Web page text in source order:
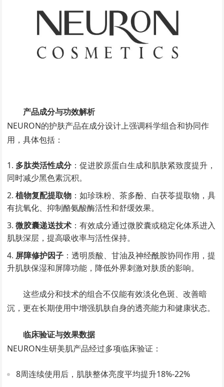
产品成分与功效解析
NEURON的护肤产品在成分设计上强调科学组合和协同作
用，具体包括：
多肽类活性成分：促进胶原蛋白生成和肌肤紧致度提升，
同时减少黑色素沉积。
植物复配提取物 ：如珍珠粉、茶多酚、白茯苓提取物，具
有抗氧化、抑制酪氨酸酶活性和舒缓效果。
微胶囊递送技术 ：有效成分通过微胶囊或稳定化体系进入
肌肤深层，提高吸收率与活性保持。
屏障修护因子 ：透明质酸、甘油及神经酰胺协同作用，提
升肌肤保湿和屏障功能，降低外界刺激对肤质的影响。
这些成分和技术的组合不仅能有效淡化色斑、改善暗
沉，更在长期使用中增强肌肤自身的透亮能力和健康状态。
临床验证与效果数据
NEURON生研美肌产品经过多项临床验证：
8周连续使用后，肌肤整体亮度平均提升18%-22%